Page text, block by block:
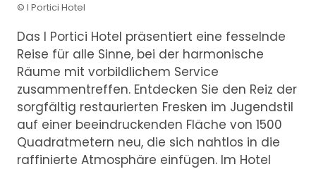
© I Portici Hotel
Das I Portici Hotel präsentiert eine fesselnde
Reise für alle Sinne, bei der harmonische
Räume mit vorbildlichem Service
zusammentreffen. Entdecken Sie den Reiz der
sorgfältig restaurierten Fresken im Jugendstil
auf einer beeindruckenden Fläche von 1500
Quadratmetern neu, die sich nahtlos in die
raffinierte Atmosphäre einfügen. Im Hotel